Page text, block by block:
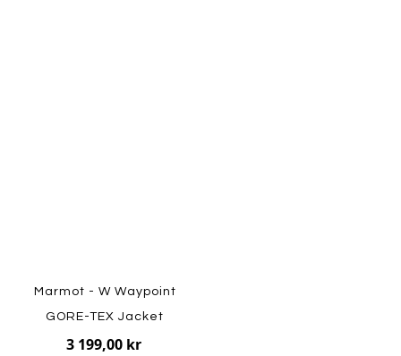
Marmot - W Waypoint
GORE-TEX Jacket
3 199,00 kr